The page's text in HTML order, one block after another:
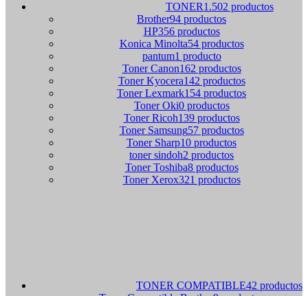
TONER1.502 productos
Brother94 productos
HP356 productos
Konica Minolta54 productos
pantum1 producto
Toner Canon162 productos
Toner Kyocera142 productos
Toner Lexmark154 productos
Toner Oki0 productos
Toner Ricoh139 productos
Toner Samsung57 productos
Toner Sharp10 productos
toner sindoh2 productos
Toner Toshiba8 productos
Toner Xerox321 productos
TONER COMPATIBLE42 productos